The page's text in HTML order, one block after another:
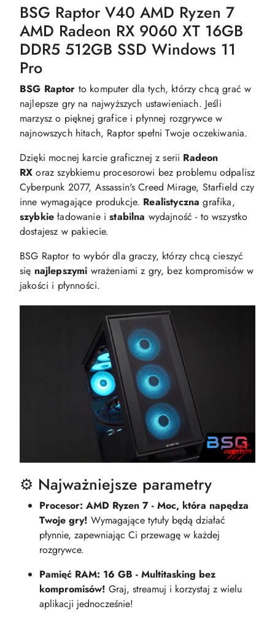
BSG Raptor V40 AMD Ryzen 7
AMD Radeon RX 9060 XT 16GB
DDR5 512GB SSD Windows 11
Pro
BSG Raptor to komputer dla tych, którzy chcą grać w
najlepsze gry na najwyższych ustawieniach. Jeśli
marzysz o pięknej grafice i płynnej rozgrywce w
najnowszych hitach, Raptor spełni Twoje oczekiwania.
Dzięki mocnej karcie graficznej z serii Radeon
RXoraz szybkiemu procesorowi bez problemu odpalisz
Cyberpunk 2077, Assassin's Creed Mirage, Starfield czy
inne wymagające produkcje. Realistyczna grafika,
szybkie ładowanie istabilna wydajność - to wszystko
dostajesz w pakiecie.
BSG Raptor to wybór dla graczy, którzy chcą cieszyć
się najlepszymi wrażeniami z gry, bez kompromisów w
jakości i płynności.
⚙️ Najważniejsze parametry
Procesor: AMD Ryzen 7 - Moc, która napędza
Twoje gry! Wymagające tytuły będą działać
płynnie, zapewniając Ci przewagę w każdej
rozgrywce.
Pamięć RAM: 16 GB - Multitasking bez
kompromisów! Graj, streamuj i korzystaj z wielu
aplikacji jednocześnie!